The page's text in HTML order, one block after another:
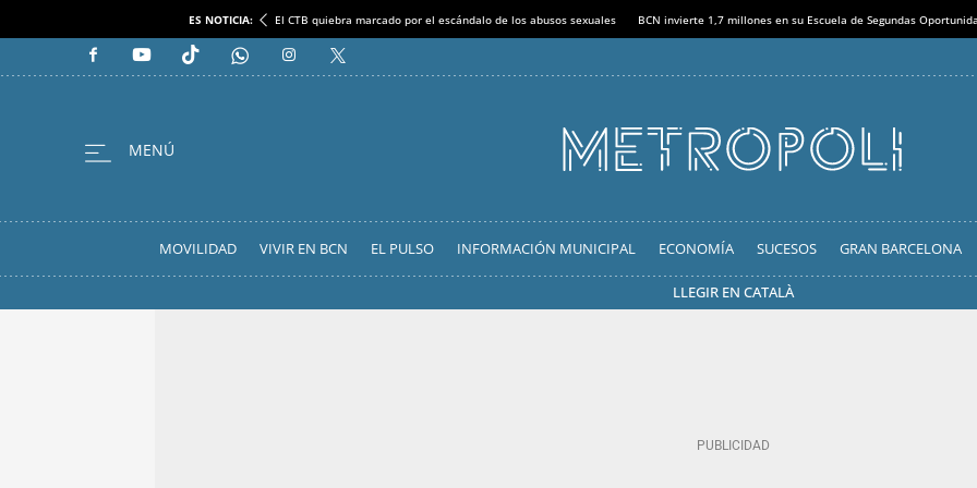
ES NOTICIA: El CTB quiebra marcado por el escándalo de los abusos sexuales BCN invierte 1,7 millones en su Escuela de Segundas
MOVILIDAD VIVIR EN BCN EL PULSO INFORMACIÓN MUNICIPAL ECONOMÍA SUCESOS GRAN BARCELONA
LLEGIR EN CATALÀ